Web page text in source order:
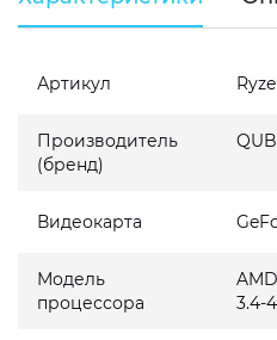
Артикул
Производитель
(бренд)
Видеокарта
Модель
процессора
3.4-